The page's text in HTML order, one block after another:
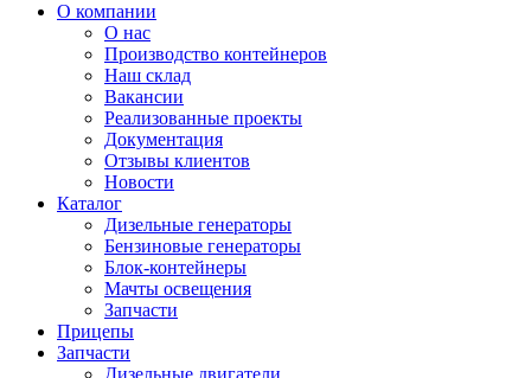
О компании
О нас
Производство контейнеров
Наш склад
Вакансии
Реализованные проекты
Документация
Отзывы клиентов
Новости
Каталог
Дизельные генераторы
Бензиновые генераторы
Блок-контейнеры
Мачты освещения
Запчасти
Прицепы
Запчасти
Дизельные двигатели